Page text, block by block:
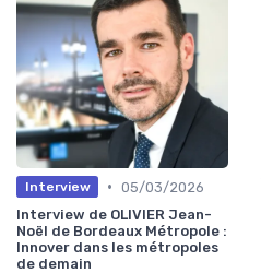
Interview • 05/03/2026
Interview de OLIVIER Jean-
Noël de Bordeaux Métropole :
Innover dans les métropoles
de demain